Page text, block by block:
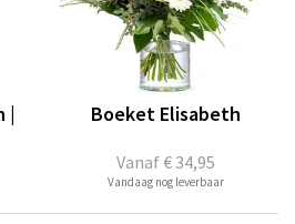
|
Vanaf€ 34,95
Boeket Elisabeth
Vandaag nog leverbaar